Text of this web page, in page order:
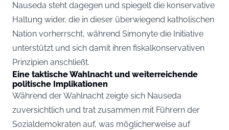
Nauseda steht dagegen und spiegelt die konservative
Haltung wider, die in dieser überwiegend katholischen
Nation vorherrscht, während Simonyte die Initiative
unterstützt und sich damit ihren fiskalkonservativen
Prinzipien anschließt.
Eine taktische Wahlnacht und weiterreichende
politische Implikationen
Während der Wahlnacht zeigte sich Nauseda
zuversichtlich und trat zusammen mit Führern der
Sozialdemokraten auf, was möglicherweise auf